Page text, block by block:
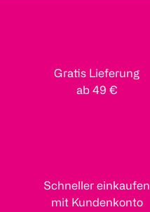
Gratis Lieferung
ab 49 €
Schneller einkaufen
mit Kundenkonto